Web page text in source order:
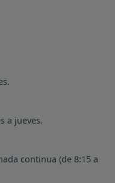
a jueves.
continua (de 8:15 a